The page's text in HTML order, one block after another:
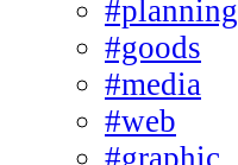
#planning
#goods
#media
#web